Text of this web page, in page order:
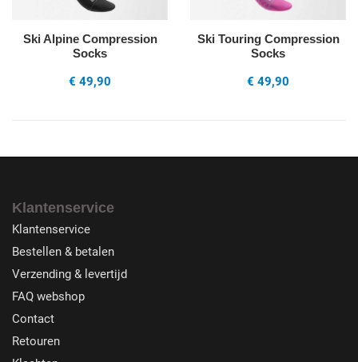
Ski Alpine Compression
Socks
€ 49,90
Ski Touring Compression
Socks
€ 49,90
Klantenservice
Klantenservice
Bestellen & betalen
Verzending & levertijd
FAQ webshop
Contact
Retouren